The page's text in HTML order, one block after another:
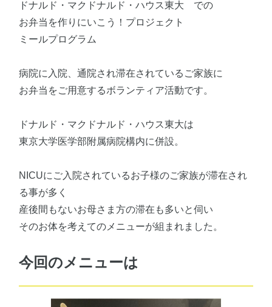
ドナルド・マクドナルド・ハウス東大 での
お弁当を作りにいこう！プロジェクト
ミールプログラム
病院に入院、通院され滞在されているご家族に
お弁当をご用意するボランティア活動です。
ドナルド・マクドナルド・ハウス東大は
東京大学医学部附属病院構内に併設。
NICUにご入院されているお子様のご家族が滞在され
る事が多く
産後間もないお母さま方の滞在も多いと伺い
そのお体を考えてのメニューが組まれました。
今回のメニューは